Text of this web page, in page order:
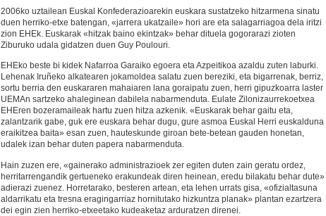
2006ko uztailean Euskal Konfederazioarekin euskara sustatzeko hitzarmena sinatu
duen herriko-etxe batengan, «jarrera ukatzaile» hori are eta salagarriagoa dela iritzi
zion EHEk. Euskarak «hitzak baino ekintzak» behar dituela gogorarazi zioten
Ziburuko udala gidatzen duen Guy Poulouri.
EHEko beste bi kidek Nafarroa Garaiko egoera eta Azpeitikoa azaldu zuten laburki.
Lehenak Iruñeko alkatearen jokamoldea salatu zuen bereziki, eta bigarrenak, berriz,
sortu berria den euskararen mahaiaren lana goraipatu zuen, herri gipuzkoarra laster
UEMAn sartzeko ahaleginean dabilela nabarmenduta. Eulate Zilonizaurrekoetxea
EHEren bozeramaileak hartu zuen hitza azkenik. «Euskarak behar gaitu eta,
zalantzarik gabe, guk ere euskara behar dugu, gure asmoa Euskal Herri euskalduna
eraikitzea baita» esan zuen, hauteskunde giroan bete-betean gauden honetan,
udalek izan behar duten papera nabarmenduta.
Hain zuzen ere, «gainerako administrazioek zer egiten duten zain geratu ordez,
herritarrengandik gertueneko erakundeak diren heinean, eredu bilakatu behar dute»
adierazi zuenez. Horretarako, besteren artean, eta lehen urrats gisa, «ofizialtasuna
aldarrikatu eta tresna eragingarriaz hornitutako hizkuntza planak» plantan ezartzera
dei egin zien herriko-etxeetako kudeaketaz arduratzen direnei.